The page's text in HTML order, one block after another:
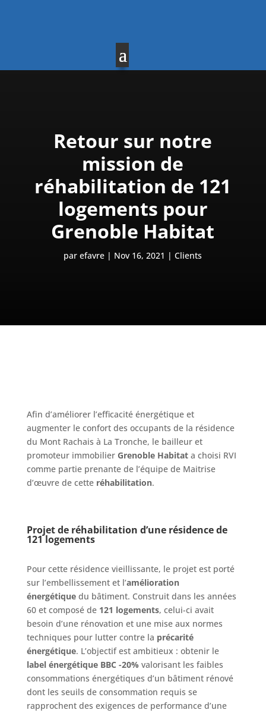
Retour sur notre
mission de
réhabilitation de 121
logements pour
Grenoble Habitat
parefavre Nov 16, 2021 Clients
Afin d’améliorer l’efficacité énergétique et
augmenter le confort des occupants de la résidence
du Mont Rachais à La Tronche, le bailleur et
promoteur immobilier Grenoble Habitata choisi RVI
comme partie prenante de l’équipe de Maitrise
d’œuvre de cette réhabilitation.
Projet de réhabilitation d’une résidence de
121logements
Pour cette résidence vieillissante, le projet est porté
sur l’embellissement et l’amélioration
énergétiquedu bâtiment. Construit dans les années
60 et composé de 121 logements, celui-ci avait
besoin d’une rénovation et une mise aux normes
techniques pour lutter contre la précarité
énergétique. L’objectif est ambitieux : obtenir le
label énergétique BBC -20% valorisant les faibles
consommations énergétiques d’un bâtiment rénové
dont les seuils de consommation requis se
rapprochent des exigences de performance d’une